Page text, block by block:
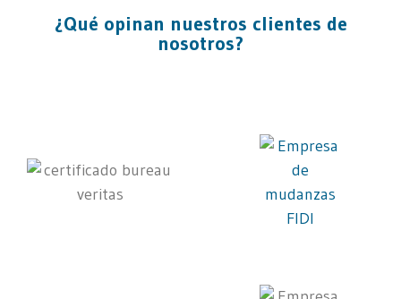
¿Qué opinan nuestros clientes de
nosotros?